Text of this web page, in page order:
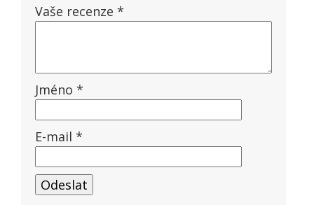
Vaše recenze *
Jméno *
E-mail *